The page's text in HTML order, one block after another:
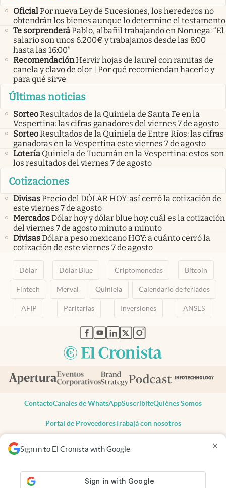
Sign in to El Cronista with Google ×
OficialPor nueva Ley de Sucesiones, los herederos no
obtendrán los bienes aunque lo determine el testamento
Te sorprenderáPablo, albañil trabajando en Noruega: “El
salario son unos 6.200€ y trabajamos desde las 8:00
hasta las 16:00”
RecomendaciónHervir hojas de laurel con ramitas de
canela y clavo de olor | Por qué recomiendan hacerlo y
para qué sirve
Últimas noticias
SorteoResultados de la Quiniela de Santa Fe en la
Vespertina: las cifras ganadores del viernes 7 de agosto
SorteoResultados de la Quiniela de Entre Ríos: las cifras
ganadoras en la Vespertina este viernes 7 de agosto
Lotería Quiniela de Tucumán en la Vespertina: estos son
los resultados del viernes 7 de agosto
Cotizaciones
DivisasPrecio del DÓLAR HOY: así cerró la cotización de
este viernes 7 de agosto
MercadosDólar hoy y dólar blue hoy: cuál es la cotización
del viernes 7 de agosto minuto a minuto
DivisasDólar a peso mexicano HOY: a cuánto cerró la
cotización de este viernes 7 de agosto
Dólar Dólar Blue Criptomonedas Bitcoin
Fintech Merval Quiniela Calendario de feriados
AFIP Paritarias Inversiones ANSES
abre en nueva pestaña
abre en nueva pestaña
abre en nueva pestaña
abre en nueva pestaña
abre en nueva pestaña
ContactoCanales de WhatsAppSuscribiteQuiénes Somos
Portal de ProveedoresTrabajá con nosotros
Todos los derechos reservados
Privacidad
Consentimiento